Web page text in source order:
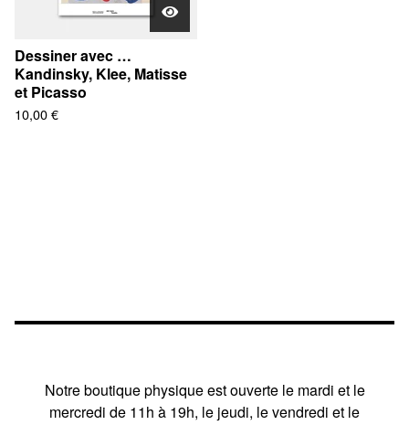
Dessiner avec …
Kandinsky, Klee, Matisse
et Picasso
10,00€
Notre boutique physique est ouverte le mardi et le
mercredi de 11h à 19h, le jeudi, le vendredi et le